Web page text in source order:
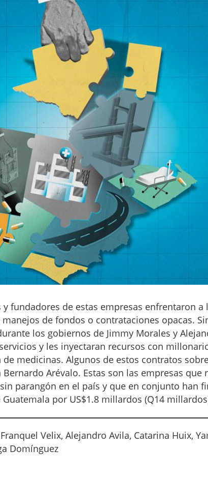
y fundadores de estas empresas enfrentaron
de fondos o contrataciones opacas.
los gobiernos de Jimmy Morales y
y les inyectaran recursos con
medicinas. Algunos de estos contratos
Arévalo. Estas son las empresas que
parangón en el país y que en conjunto han
por US$1.8 millardos (Q14
Velix, Alejandro Avila, Catarina Huix,
Domínguez